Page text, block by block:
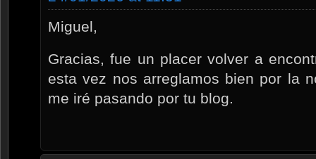
Miguel,
Gracias, fue un placer volver a
esta vez nos arreglamos bien por la
me iré pasando por tu blog.